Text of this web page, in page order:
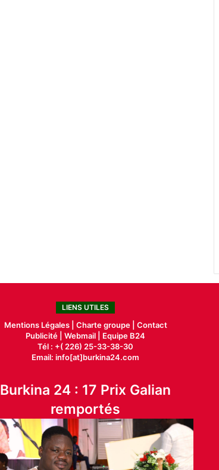
LIENS UTILES
Mentions Légales | Charte groupe | Contact
Publicité |Webmail |
Equipe B24
Tél : +( 226) 25-33-38-30
Email: info[at]burkina24.com
Burkina 24 : 17 Prix Galian
remportés